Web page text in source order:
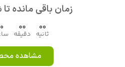
زمان باقی مانده
00
دقیقه
00
ثانیه
مشاهده